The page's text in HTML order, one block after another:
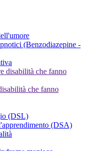
(Benzodiazepine -
che fanno
(DSL)
(DSA)